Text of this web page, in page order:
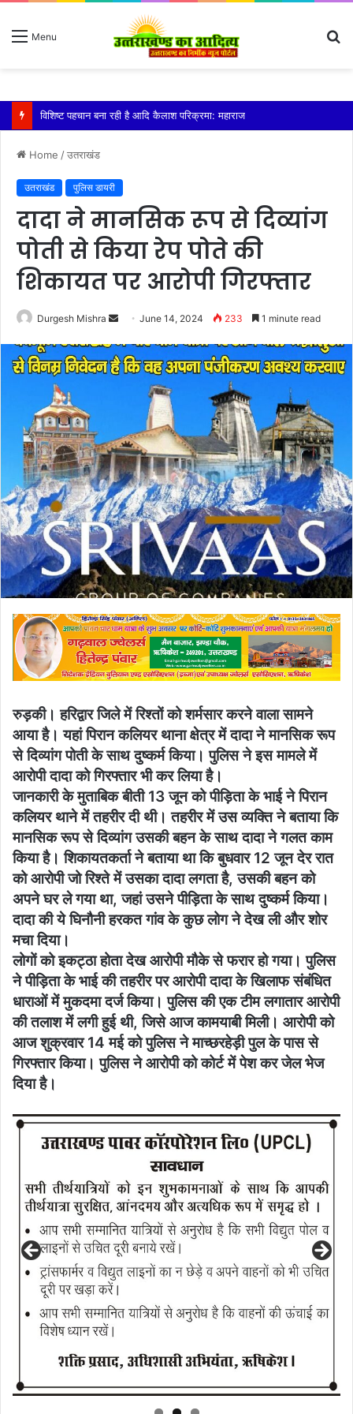
Menu
तेज बारिश से धर्मनगरी हरिद्वार हुई पानी-पानी
Home /उतराखंड
उतराखंड पुलिस डायरी
दादा ने मानसिक रूप से दिव्यांग
पोती से किया रेप पोते की
शिकायत पर आरोपी गिरफ्तार
Durgesh Mishra
Send
email
June 14, 2024 233 1 minute read
रुड़की। हरिद्वार जिले में रिश्तों को शर्मसार करने वाला सामने
आया है। यहां पिरान कलियर थाना क्षेत्र में दादा ने मानसिक रूप
से दिव्यांग पोती के साथ दुष्कर्म किया। पुलिस ने इस मामले में
आरोपी दादा को गिरफ्तार भी कर लिया है।
जानकारी के मुताबिक बीती 13 जून को पीड़िता के भाई ने पिरान
कलियर थाने में तहरीर दी थी। तहरीर में उस व्यक्ति ने बताया कि
मानसिक रूप से दिव्यांग उसकी बहन के साथ दादा ने गलत काम
किया है। शिकायतकर्ता ने बताया था कि बुधवार 12 जून देर रात
को आरोपी जो रिश्ते में उसका दादा लगता है, उसकी बहन को
अपने घर ले गया था, जहां उसने पीड़िता के साथ दुष्कर्म किया।
दादा की ये घिनौनी हरकत गांव के कुछ लोग ने देख ली और शोर
मचा दिया।
लोगों को इकट्ठा होता देख आरोपी मौके से फरार हो गया। पुलिस
ने पीड़िता के भाई की तहरीर पर आरोपी दादा के खिलाफ संबंधित
धाराओं में मुकदमा दर्ज किया। पुलिस की एक टीम लगातार आरोपी
की तलाश में लगी हुई थी, जिसे आज कामयाबी मिली। आरोपी को
आज शुक्रवार 14 मई को पुलिस ने माच्छरहेड़ी पुल के पास से
गिरफ्तार किया। पुलिस ने आरोपी को कोर्ट में पेश कर जेल भेज
दिया है।